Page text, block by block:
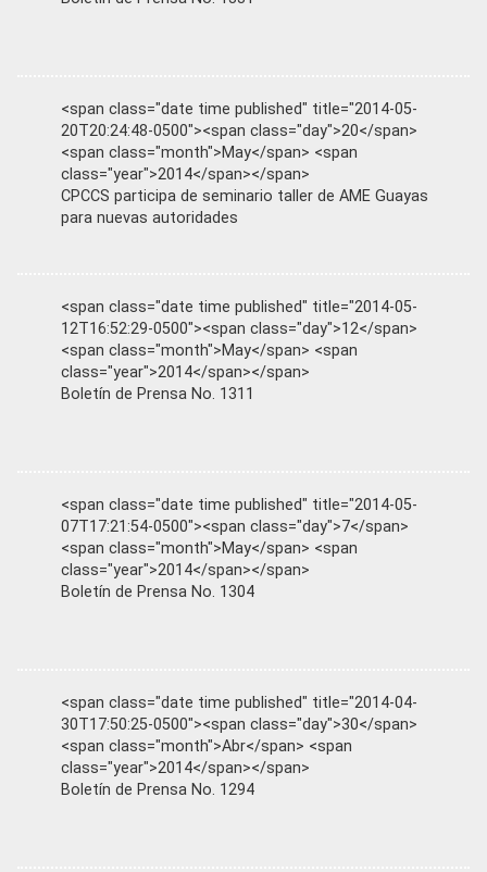
<span class="date time published" title="2014-05-
20T20:24:48-0500"><span class="day">20</span>
<span class="month">May</span> <span
class="year">2014</span></span>
CPCCS participa de seminario taller de AME Guayas
para nuevas autoridades
<span class="date time published" title="2014-05-
12T16:52:29-0500"><span class="day">12</span>
<span class="month">May</span> <span
class="year">2014</span></span>
Boletín de Prensa No. 1311
<span class="date time published" title="2014-05-
07T17:21:54-0500"><span class="day">7</span>
<span class="month">May</span> <span
class="year">2014</span></span>
Boletín de Prensa No. 1304
<span class="date time published" title="2014-04-
30T17:50:25-0500"><span class="day">30</span>
<span class="month">Abr</span> <span
class="year">2014</span></span>
Boletín de Prensa No. 1294